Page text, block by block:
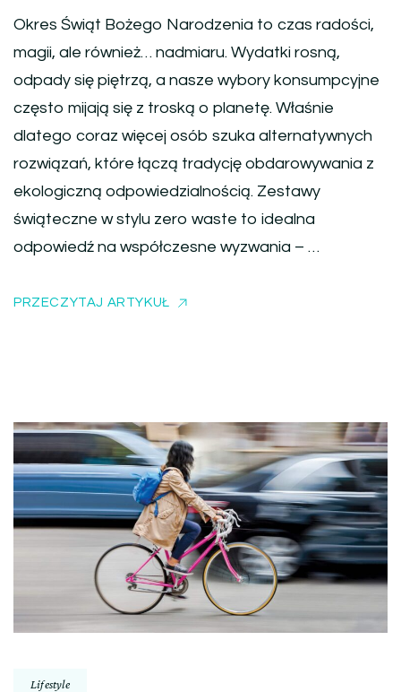
Okres Świąt Bożego Narodzenia to czas radości,
magii, ale również… nadmiaru. Wydatki rosną,
odpady się piętrzą, a nasze wybory konsumpcyjne
często mijają się z troską o planetę. Właśnie
dlatego coraz więcej osób szuka alternatywnych
rozwiązań, które łączą tradycję obdarowywania z
ekologiczną odpowiedzialnością. Zestawy
świąteczne w stylu zero waste to idealna
odpowiedź na współczesne wyzwania – …
PRZECZYTAJ ARTYKUŁ
Lifestyle